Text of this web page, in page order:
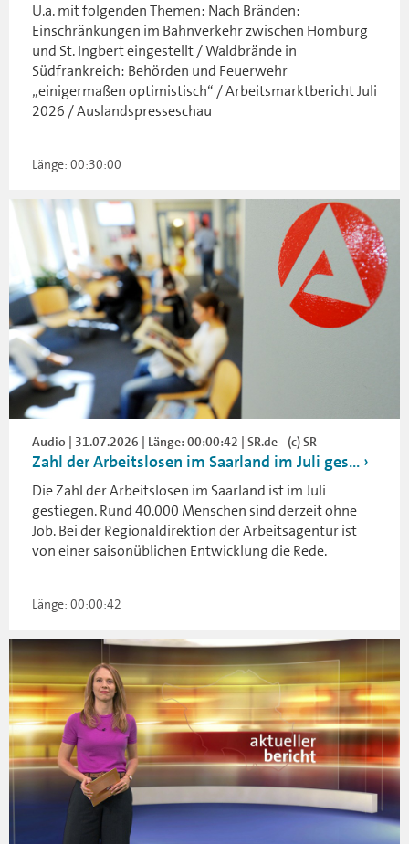
U.a. mit folgenden Themen: Nach Bränden:
Einschränkungen im Bahnverkehr zwischen Homburg
und St. Ingbert eingestellt / Waldbrände in
Südfrankreich: Behörden und Feuerwehr
„einigermaßen optimistisch“ / Arbeitsmarktbericht Juli
2026 / Auslandspresseschau
Länge: 00:30:00
Audio | 31.07.2026 | Länge: 00:00:42 | SR.de - (c) SR
Zahl der Arbeitslosen im Saarland im Juli ges...
Die Zahl der Arbeitslosen im Saarland ist im Juli
gestiegen. Rund 40.000 Menschen sind derzeit ohne
Job. Bei der Regionaldirektion der Arbeitsagentur ist
von einer saisonüblichen Entwicklung die Rede.
Länge: 00:00:42